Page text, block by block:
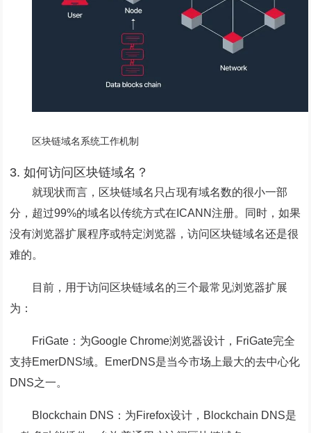
区块链域名系统工作机制
3. 如何访问区块链域名？
就现状而言，区块链域名只占现有域名数的很小一部
分，超过99%的域名以传统方式在ICANN注册。同时，如果
没有浏览器扩展程序或特定浏览器，访问区块链域名还是很
难的。
目前，用于访问区块链域名的三个最常见浏览器扩展
为：
FriGate： 为Google Chrome浏览器设计，FriGate完全
支持EmerDNS域。EmerDNS是当今市场上最大的去中心化
DNS之一。
Blockchain DNS： 为Firefox设计，Blockchain DNS是